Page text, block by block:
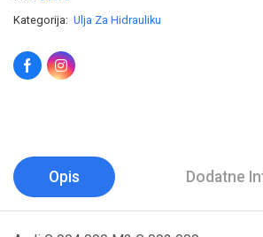
Kategorija: Ulja Za Hidrauliku
Opis Dodatne